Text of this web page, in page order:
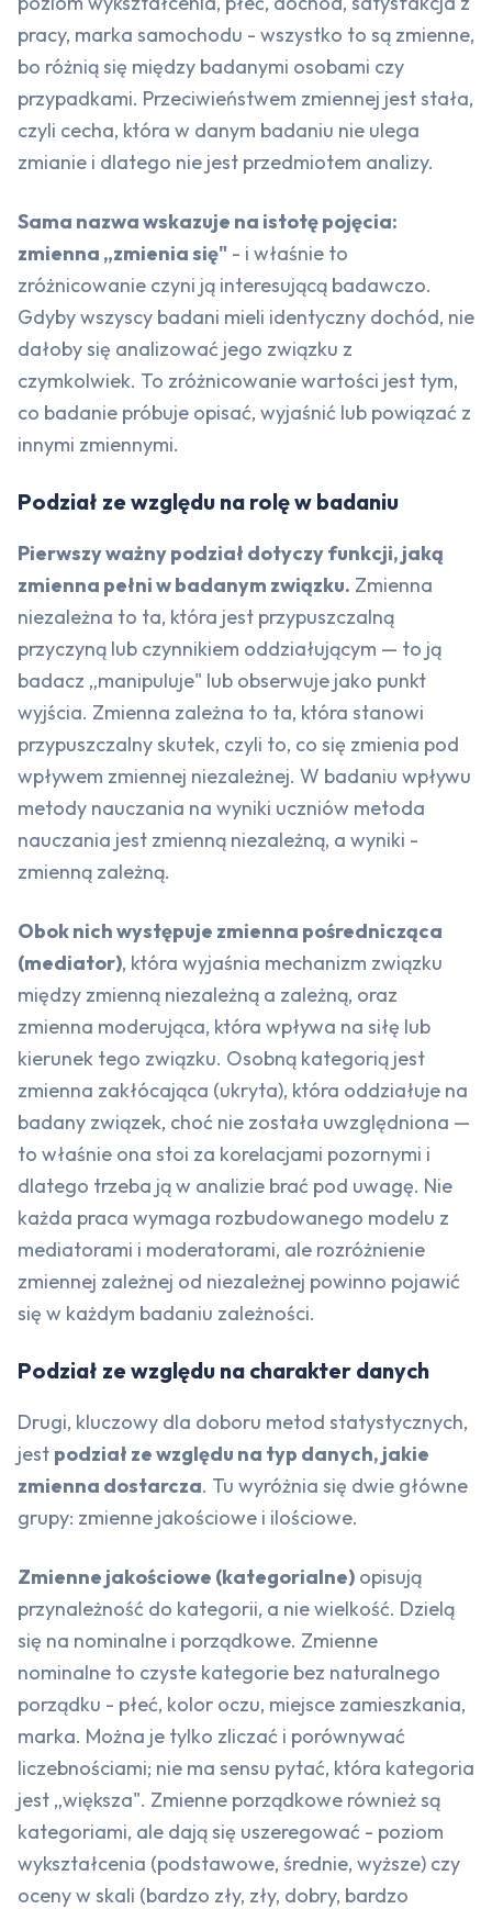
pracy, marka samochodu - wszystko to są zmienne,
bo różnią się między badanymi osobami czy
przypadkami. Przeciwieństwem zmiennej jest stała,
czyli cecha, która w danym badaniu nie ulega
zmianie i dlatego nie jest przedmiotem analizy.
Sama nazwa wskazuje na istotę pojęcia:
zmienna „zmienia się" - i właśnie to
zróżnicowanie czyni ją interesującą badawczo.
Gdyby wszyscy badani mieli identyczny dochód, nie
dałoby się analizować jego związku z
czymkolwiek. To zróżnicowanie wartości jest tym,
co badanie próbuje opisać, wyjaśnić lub powiązać z
innymi zmiennymi.
Podział ze względu na rolę w badaniu
Pierwszy ważny podział dotyczy funkcji, jaką
zmienna pełni w badanym związku. Zmienna
niezależna to ta, która jest przypuszczalną
przyczyną lub czynnikiem oddziałującym — to ją
badacz „manipuluje" lub obserwuje jako punkt
wyjścia. Zmienna zależna to ta, która stanowi
przypuszczalny skutek, czyli to, co się zmienia pod
wpływem zmiennej niezależnej. W badaniu wpływu
metody nauczania na wyniki uczniów metoda
nauczania jest zmienną niezależną, a wyniki -
zmienną zależną.
Obok nich występuje zmienna pośrednicząca
(mediator), która wyjaśnia mechanizm związku
między zmienną niezależną a zależną, oraz
zmienna moderująca, która wpływa na siłę lub
kierunek tego związku. Osobną kategorią jest
zmienna zakłócająca (ukryta), która oddziałuje na
badany związek, choć nie została uwzględniona —
to właśnie ona stoi za korelacjami pozornymi i
dlatego trzeba ją w analizie brać pod uwagę. Nie
każda praca wymaga rozbudowanego modelu z
mediatorami i moderatorami, ale rozróżnienie
zmiennej zależnej od niezależnej powinno pojawić
się w każdym badaniu zależności.
Podział ze względu na charakter danych
Drugi, kluczowy dla doboru metod statystycznych,
jest podział ze względu na typ danych, jakie
zmienna dostarcza. Tu wyróżnia się dwie główne
grupy: zmienne jakościowe i ilościowe.
Zmienne jakościowe (kategorialne) opisują
przynależność do kategorii, a nie wielkość. Dzielą
się na nominalne i porządkowe. Zmienne
nominalne to czyste kategorie bez naturalnego
porządku - płeć, kolor oczu, miejsce zamieszkania,
marka. Można je tylko zliczać i porównywać
liczebnościami; nie ma sensu pytać, która kategoria
jest „większa". Zmienne porządkowe również są
kategoriami, ale dają się uszeregować - poziom
wykształcenia (podstawowe, średnie, wyższe) czy
oceny w skali (bardzo zły, zły, dobry, bardzo